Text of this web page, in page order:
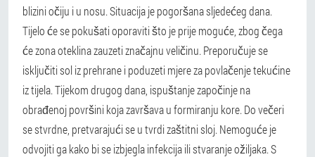
blizini očiju i u nosu. Situacija je pogoršana sljedećeg dana.
Tijelo će se pokušati oporaviti što je prije moguće, zbog čega
će zona oteklina zauzeti značajnu veličinu. Preporučuje se
isključiti sol iz prehrane i poduzeti mjere za povlačenje tekućine
iz tijela.Tijekom drugog dana, ispuštanje započinje na
obrađenoj površini koja završava u formiranju kore. Do večeri
se stvrdne, pretvarajući se u tvrdi zaštitni sloj. Nemoguće je
odvojiti ga kako bi se izbjegla infekcija ili stvaranje ožiljaka.S